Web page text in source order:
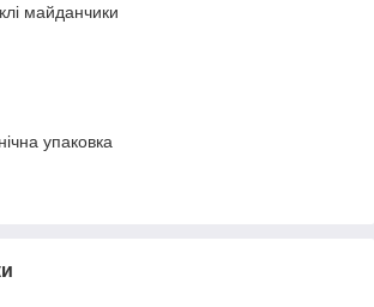
майданчики
упаковка